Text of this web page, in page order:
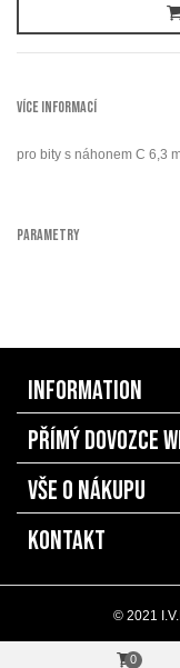
VÍCE INFORMACÍ
pro bity s náhonem C 6,3
PARAMETRY
INFORMATION
PŘÍMÝ DOVOZCE
VŠE O NÁKUPU
KONTAKT
© 2021
0